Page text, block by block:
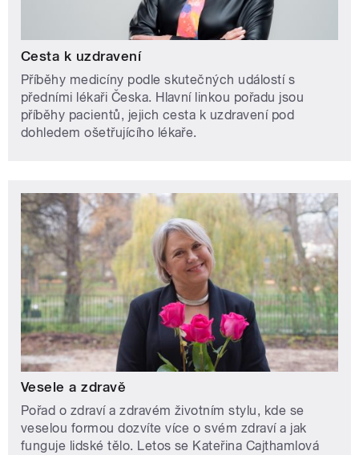
Cesta k uzdravení
Příběhy medicíny podle skutečných událostí s
předními lékaři Česka. Hlavní linkou pořadu jsou
příběhy pacientů, jejich cesta k uzdravení pod
dohledem ošetřujícího lékaře.
Vesele a zdravě
Pořad o zdraví a zdravém životním stylu, kde se
veselou formou dozvíte více o svém zdraví a jak
funguje lidské tělo. Letos se Kateřina Cajthamlová